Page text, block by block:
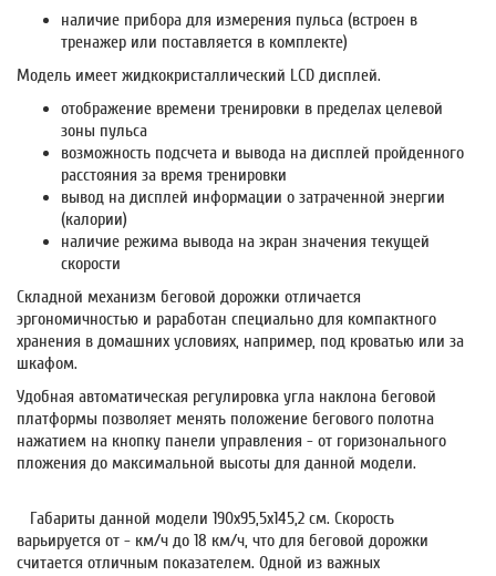
наличие прибора для измерения пульса (встроен в
тренажер или поставляется в комплекте)
Модель имеет жидкокристаллический LCD дисплей.
отображение времени тренировки в пределах целевой
зоны пульса
возможность подсчета и вывода на дисплей пройденного
расстояния за время тренировки
вывод на дисплей информации о затраченной энергии
(калории)
наличие режима вывода на экран значения текущей
скорости
Складной механизм беговой дорожки отличается
эргономичностью и раработан специально для компактного
хранения в домашних условиях, например, под кроватью или за
шкафом.
Удобная автоматическая регулировка угла наклона беговой
платформы позволяет менять положение бегового полотна
нажатием на кнопку панели управления - от горизонального
пложения до максимальной высоты для данной модели.
Габариты данной модели 190x95,5x145,2 см. Скорость
варьируется от - км/ч до 18 км/ч, что для беговой дорожки
считается отличным показателем. Одной из важных